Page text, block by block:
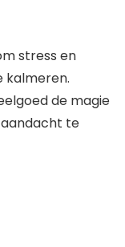
stress en
kalmeren.
de magie
te